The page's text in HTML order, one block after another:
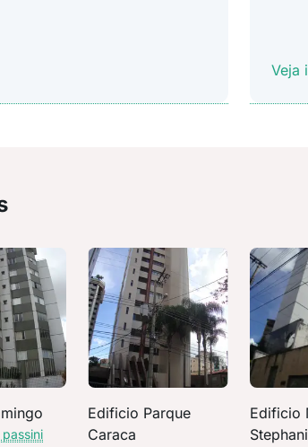
Veja
Edificio Parque
Caraca
Edificio